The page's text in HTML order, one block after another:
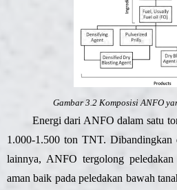
Gambar 3.2 Komposisi ANFO
Energi dari ANFO dalam satu
1.000-1.500 ton TNT. Dibandingkan
lainnya, ANFO tergolong
aman baik pada peledakan bawah